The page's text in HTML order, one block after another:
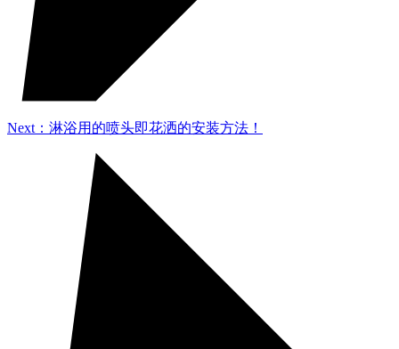
Next：淋浴用的喷头即花洒的安装方法！